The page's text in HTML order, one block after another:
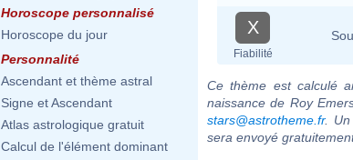
Horoscope personnalisé
Horoscope du jour
Personnalité
Ascendant et thème astral
Signe et Ascendant
Atlas astrologique gratuit
Calcul de l'élément dominant
X
Fiabilité
Ce thème est calculé
naissance de Roy
stars@astrotheme.fr. Un
sera envoyé